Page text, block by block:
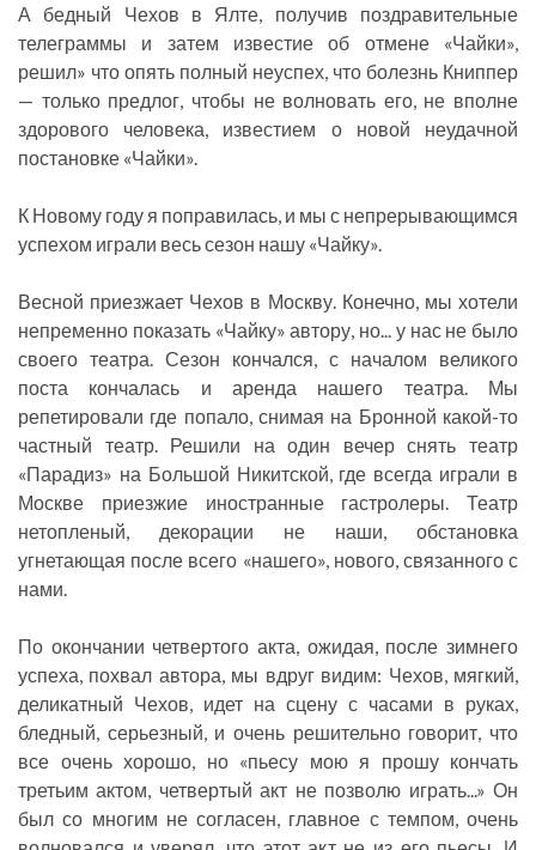
А бедный Чехов в Ялте, получив поздравительные
телеграммы и затем известие об отмене «Чайки»,
решил» что опять полный неуспех, что болезнь Книппер
— только предлог, чтобы не волновать его, не вполне
здорового человека, известием о новой неудачной
постановке «Чайки».
К Новому году я поправилась, и мы с непрерывающимся
успехом играли весь сезон нашу «Чайку».
Весной приезжает Чехов в Москву. Конечно, мы хотели
непременно показать «Чайку» автору, но... у нас не было
своего театра. Сезон кончался, с началом великого
поста кончалась и аренда нашего театра. Мы
репетировали где попало, снимая на Бронной какой-то
частный театр. Решили на один вечер снять театр
«Парадиз» на Большой Никитской, где всегда играли в
Москве приезжие иностранные гастролеры. Театр
нетопленый, декорации не наши, обстановка
угнетающая после всего «нашего», нового, связанного с
нами.
По окончании четвертого акта, ожидая, после зимнего
успеха, похвал автора, мы вдруг видим: Чехов, мягкий,
деликатный Чехов, идет на сцену с часами в руках,
бледный, серьезный, и очень решительно говорит, что
все очень хорошо, но «пьесу мою я прошу кончать
третьим актом, четвертый акт не позволю играть...» Он
был со многим не согласен, главное с темпом, очень